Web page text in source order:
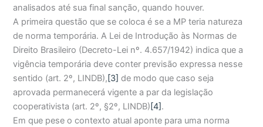
analisados até sua final sanção, quando houver.
A primeira questão que se coloca é se a MP teria natureza
de norma temporária. A Lei de Introdução às Normas de
Direito Brasileiro (Decreto-Lei nº. 4.657/1942) indica que a
vigência temporária deve conter previsão expressa nesse
sentido (art. 2º, LINDB), [3] de modo que caso seja
aprovada permanecerá vigente a par da legislação
cooperativista (art. 2º, §2º, LINDB) [4].
Em que pese o contexto atual aponte para uma norma